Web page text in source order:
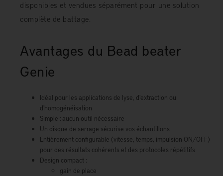
disponibles et vendues séparément pour une solution
complète de battage.
Avantages du Bead beater
Genie
Idéal pour les applications de lyse, d'extraction ou
d'homogénéisation
Simple : aucun outil nécessaire
Un disque de serrage sécurise vos échantillons
Entièrement configurable (vitesse, temps, impulsion ON/OFF)
pour des résultats cohérents et des protocoles répétitifs
Design compact :
gain de place